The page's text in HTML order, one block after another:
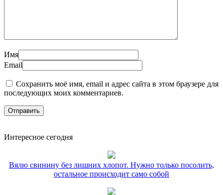
Имя
Email
Сохранить моё имя, email и адрес сайта в этом браузере для
последующих моих комментариев.
Интересное сегодня
Вялю свинину без лишних хлопот. Нужно только посолить,
остальное происходит само собой